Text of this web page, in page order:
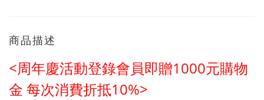
商品描述
<周年慶活動登錄會員即贈1000元購物
金 每次消費折抵10%>